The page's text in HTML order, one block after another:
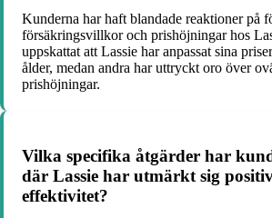
Kunderna har haft blandade reaktioner på
försäkringsvillkor och prishöjningar hos
uppskattat att Lassie har anpassat sina
ålder, medan andra har uttryckt oro över
prishöjningar.
Vilka specifika åtgärder har
där Lassie har utmärkt sig
effektivitet?